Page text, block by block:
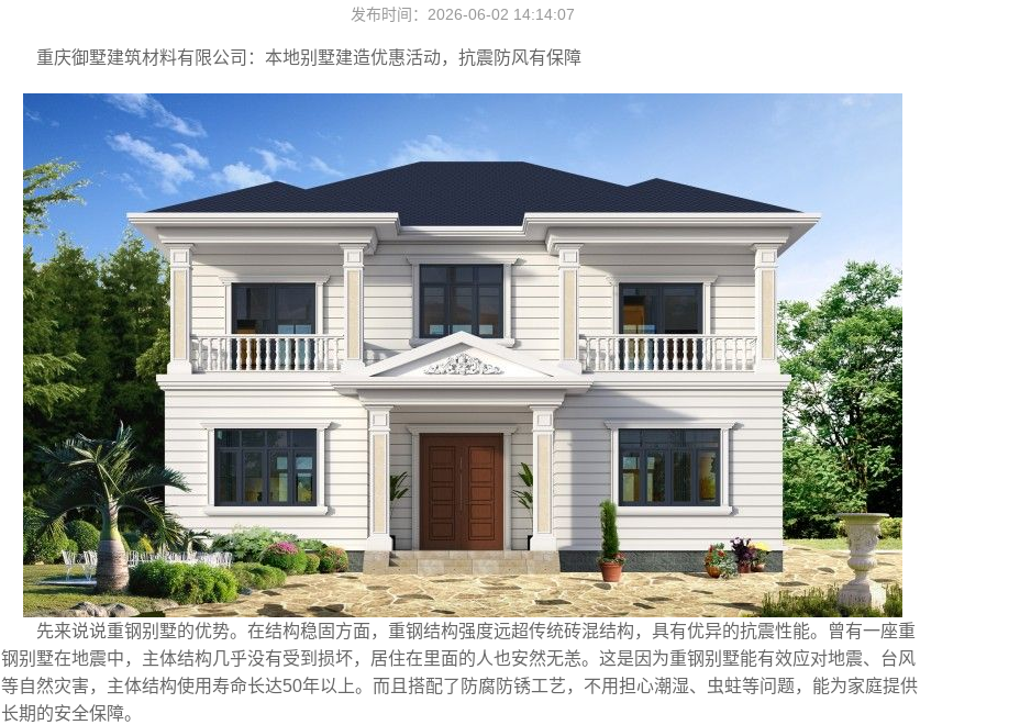
发布时间：2026-06-02 14:14:07
重庆御墅建筑材料有限公司：本地别墅建造优惠活动，抗震防风有保障
先来说说重钢别墅的优势。在结构稳固方面，重钢结构强度远超传统砖混结构，具有优异的抗震性能。曾有一座重
钢别墅在地震中，主体结构几乎没有受到损坏，居住在里面的人也安然无恙。这是因为重钢别墅能有效应对地震、台风
等自然灾害，主体结构使用寿命长达50年以上。而且搭配了防腐防锈工艺，不用担心潮湿、虫蛀等问题，能为家庭提供
长期的安全保障。